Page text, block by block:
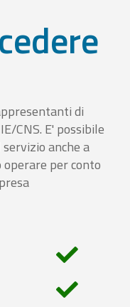
di
CNS. E' possibile
anche a
per conto